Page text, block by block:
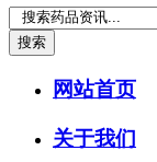
搜索
网站首页
关于我们